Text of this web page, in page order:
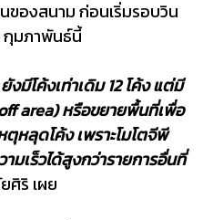
ของสนาม ก่อนเริ่มรอบวิน
กุมภาพันธ์นี้
งมีโค้งเท่าเดิม 12 โค้ง แต่มี
area) หรือขยายพื้นที่เพื่อ
หลุดโค้ง เพราะโมโตจีพี
มเร็วได้สูงกว่ารายการอื่นที่
ริ เผย